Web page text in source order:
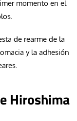
momento en el
de rearme de la
y la adhesión
Hiroshima